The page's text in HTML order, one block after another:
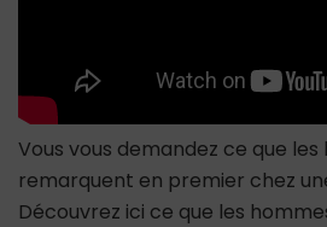
Vous vous demandez ce que
remarquent en premier chez
Découvrez ici ce que les